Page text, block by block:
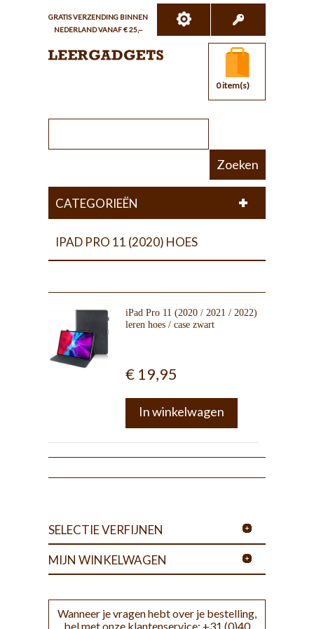
GRATIS VERZENDING BINNEN
NEDERLAND VANAF € 25,--
0 item(s)
Zoeken
CATEGORIEËN
IPAD PRO 11 (2020) HOES
iPad Pro 11 (2020 / 2021 / 2022)
leren hoes / case zwart
€ 19,95
In winkelwagen
SELECTIE VERFIJNEN
MIJN WINKELWAGEN
Wanneer je vragen hebt over je bestelling,
bel met onze klantenservice: +31 (0)40